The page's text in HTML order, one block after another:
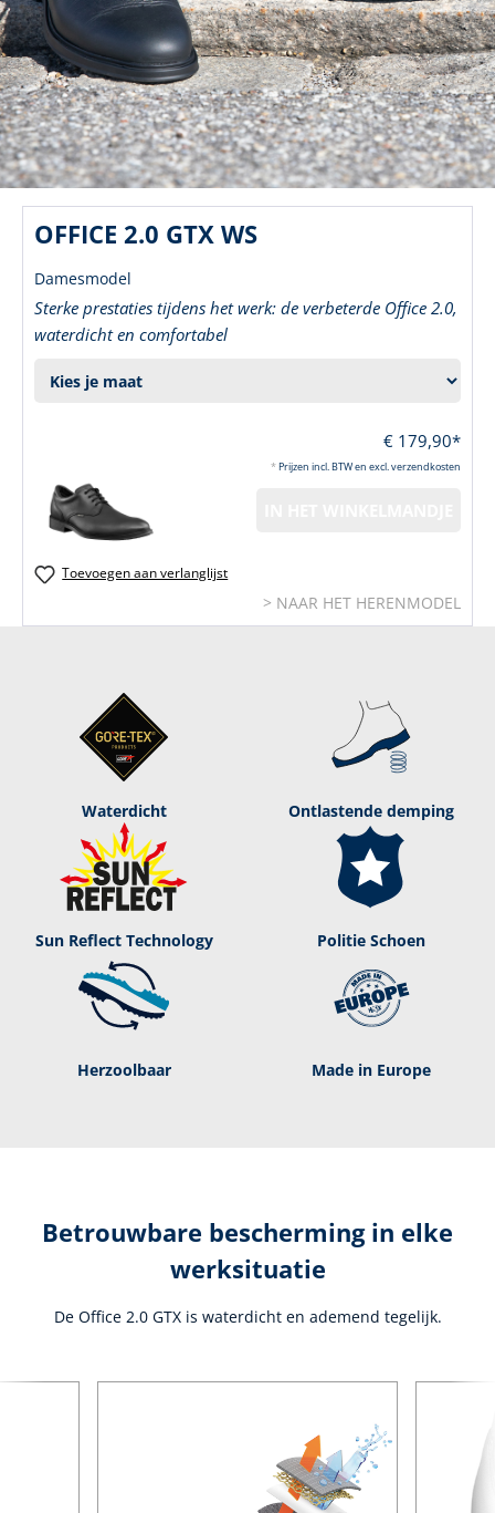
OFFICE 2.0 GTX WS
Damesmodel
Sterke prestaties tijdens het werk: de verbeterde Office 2.0,
waterdicht en comfortabel
€ 179,90*
*Prijzen incl. BTW en excl. verzendkosten
Toevoegen aan verlanglijst
> NAAR HET HERENMODEL
Waterdicht Ontlastende demping
Sun Reflect Technology Politie Schoen
Herzoolbaar Made in Europe
Betrouwbare bescherming in elke
werksituatie
De Office 2.0 GTX is waterdicht en ademend tegelijk.